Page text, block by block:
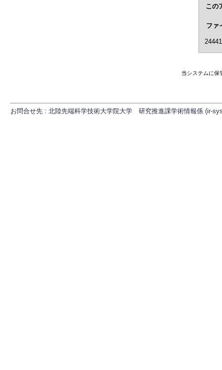
この
ファ
当システムに保
お問合せ先 : 北陸先端科学技術大学院大学 研究推進課学術情報係 (ir-